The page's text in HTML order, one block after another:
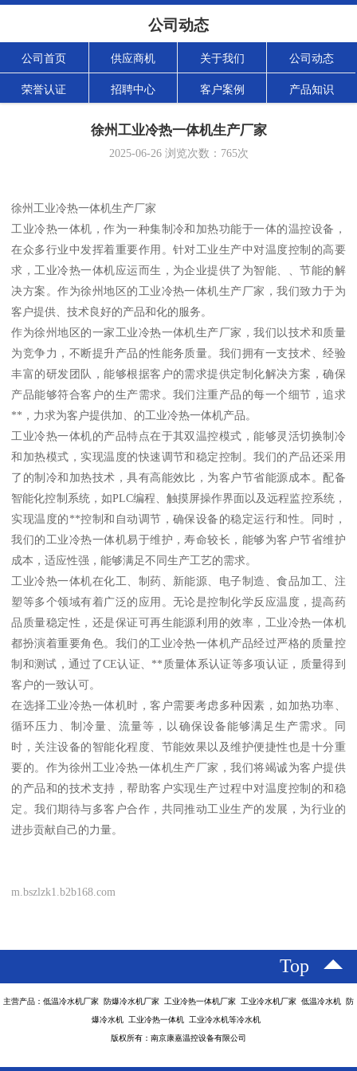
公司动态
公司首页 供应商机 关于我们 公司动态
荣誉认证 招聘中心 客户案例 产品知识
徐州工业冷热一体机生产厂家
2025-06-26浏览次数： 765次
徐州工业冷热一体机生产厂家
工业冷热一体机，作为一种集制冷和加热功能于一体的温控设备，
在众多行业中发挥着重要作用。针对工业生产中对温度控制的高要
求，工业冷热一体机应运而生，为企业提供了为智能、、节能的解
决方案。作为徐州地区的工业冷热一体机生产厂家，我们致力于为
客户提供、技术良好的产品和化的服务。
作为徐州地区的一家工业冷热一体机生产厂家，我们以技术和质量
为竞争力，不断提升产品的性能务质量。我们拥有一支技术、经验
丰富的研发团队，能够根据客户的需求提供定制化解决方案，确保
产品能够符合客户的生产需求。我们注重产品的每一个细节，追求
**，力求为客户提供加、的工业冷热一体机产品。
工业冷热一体机的产品特点在于其双温控模式，能够灵活切换制冷
和加热模式，实现温度的快速调节和稳定控制。我们的产品还采用
了的制冷和加热技术，具有高能效比，为客户节省能源成本。配备
智能化控制系统，如PLC编程、触摸屏操作界面以及远程监控系统，
实现温度的**控制和自动调节，确保设备的稳定运行和性。同时，
我们的工业冷热一体机易于维护，寿命较长，能够为客户节省维护
成本，适应性强，能够满足不同生产工艺的需求。
工业冷热一体机在化工、制药、新能源、电子制造、食品加工、注
塑等多个领域有着广泛的应用。无论是控制化学反应温度，提高药
品质量稳定性，还是保证可再生能源利用的效率，工业冷热一体机
都扮演着重要角色。我们的工业冷热一体机产品经过严格的质量控
制和测试，通过了CE认证、**质量体系认证等多项认证，质量得到
客户的一致认可。
在选择工业冷热一体机时，客户需要考虑多种因素，如加热功率、
循环压力、制冷量、流量等，以确保设备能够满足生产需求。同
时，关注设备的智能化程度、节能效果以及维护便捷性也是十分重
要的。作为徐州工业冷热一体机生产厂家，我们将竭诚为客户提供
的产品和的技术支持，帮助客户实现生产过程中对温度控制的和稳
定。我们期待与多客户合作，共同推动工业生产的发展，为行业的
进步贡献自己的力量。
m.bszlzk1.b2b168.com
Top
主营产品：低温冷水机厂家 防爆冷水机厂家 工业冷热一体机厂家 工业冷水机厂家 低温冷水机 防
爆冷水机 工业冷热一体机 工业冷水机等冷水机
版权所有：南京康嘉温控设备有限公司